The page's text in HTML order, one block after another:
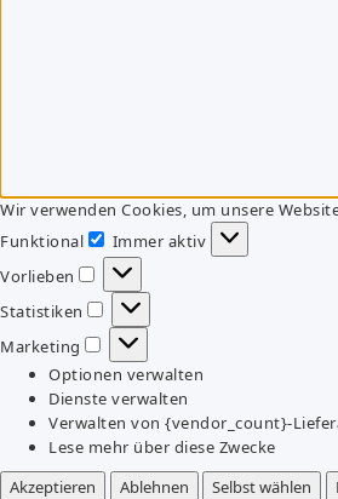
Wir verwenden Cookies, um unsere
Funktional
Funktional
Immer aktiv
Vorlieben
Vorlieben
Statistiken
Statistiken
Marketing
Marketing
Optionen verwalten
Dienste verwalten
Verwalten von {vendor_count}-
Lese mehr über diese Zwecke
Akzeptieren
Ablehnen Selbst wählen